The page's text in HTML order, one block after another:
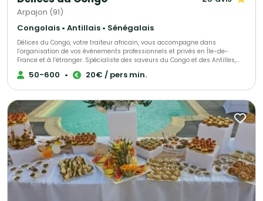
Arpajon (91)
Congolais • Antillais • Sénégalais
Délices du Congo, votre traiteur africain, vous accompagne dans
l’organisation de vos événements professionnels et privés en Île-de-
France et à l’étranger. Spécialiste des saveurs du Congo et des Antilles,
nous mettons également à l’honneur les délices culinaires de toute
l’Afrique. Notre objectif : faire de votre projet une réussite totale, en vous
directement à domicile. - L'animation d'ateliers culinaires, adaptés aux
amateurs comme aux experts. - Des services sur mesure dédiés aux
entreprises. Faites appel à Délices du Congo pour un voyage gustatif
inoubliable aux saveurs africaines.
50-600 • 20€ / pers min.